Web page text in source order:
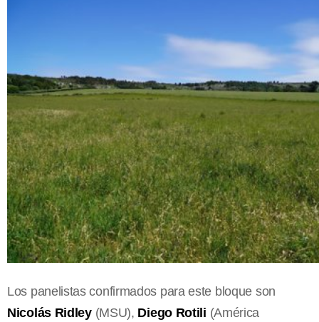
Los panelistas confirmados para este bloque son
Nicolás Ridley(MSU), Diego Rotili (América